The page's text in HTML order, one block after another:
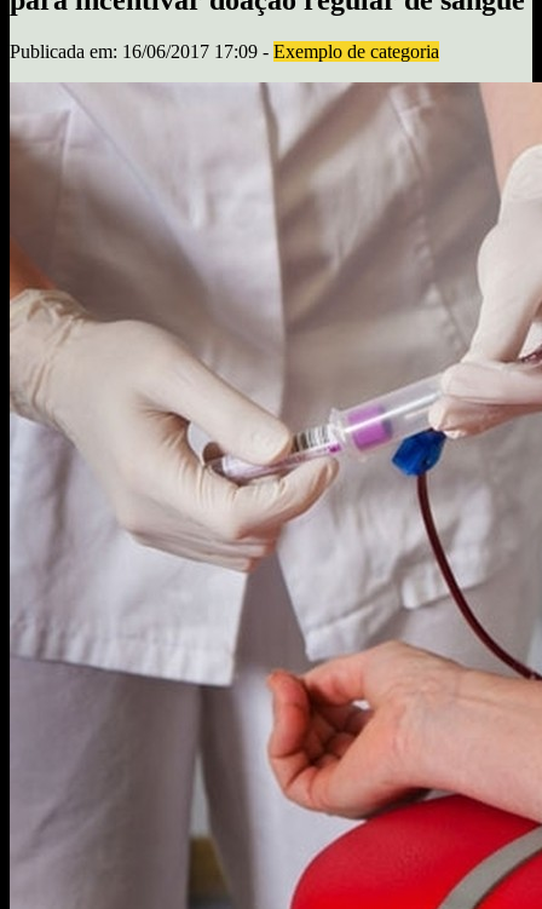
Publicada em: 16/06/2017 17:09 - Exemplo de categoria